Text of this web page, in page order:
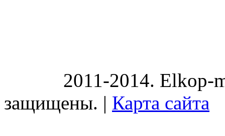
2011-2014. Elkop-
защищены. | Карта сайта